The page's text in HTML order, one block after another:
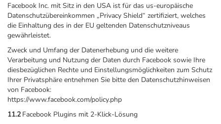
Facebook Inc. mit Sitz in den USA ist für das us-europäische
Datenschutzübereinkommen „Privacy Shield“ zertifiziert, welches
die Einhaltung des in der EU geltenden Datenschutzniveaus
gewährleistet.
Zweck und Umfang der Datenerhebung und die weitere
Verarbeitung und Nutzung der Daten durch Facebook sowie Ihre
diesbezüglichen Rechte und Einstellungsmöglichkeiten zum Schutz
Ihrer Privatsphäre entnehmen Sie bitte den Datenschutzhinweisen
von Facebook:
https://www.facebook.com/policy.php
11.2 Facebook Plugins mit 2-Klick-Lösung